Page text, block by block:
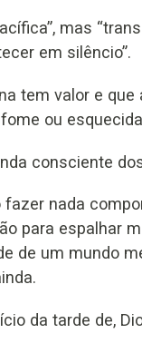
mas
em silêncio”.
tem valor e
ou
consciente
nada
para espalhar
de um mundo
da tarde de,